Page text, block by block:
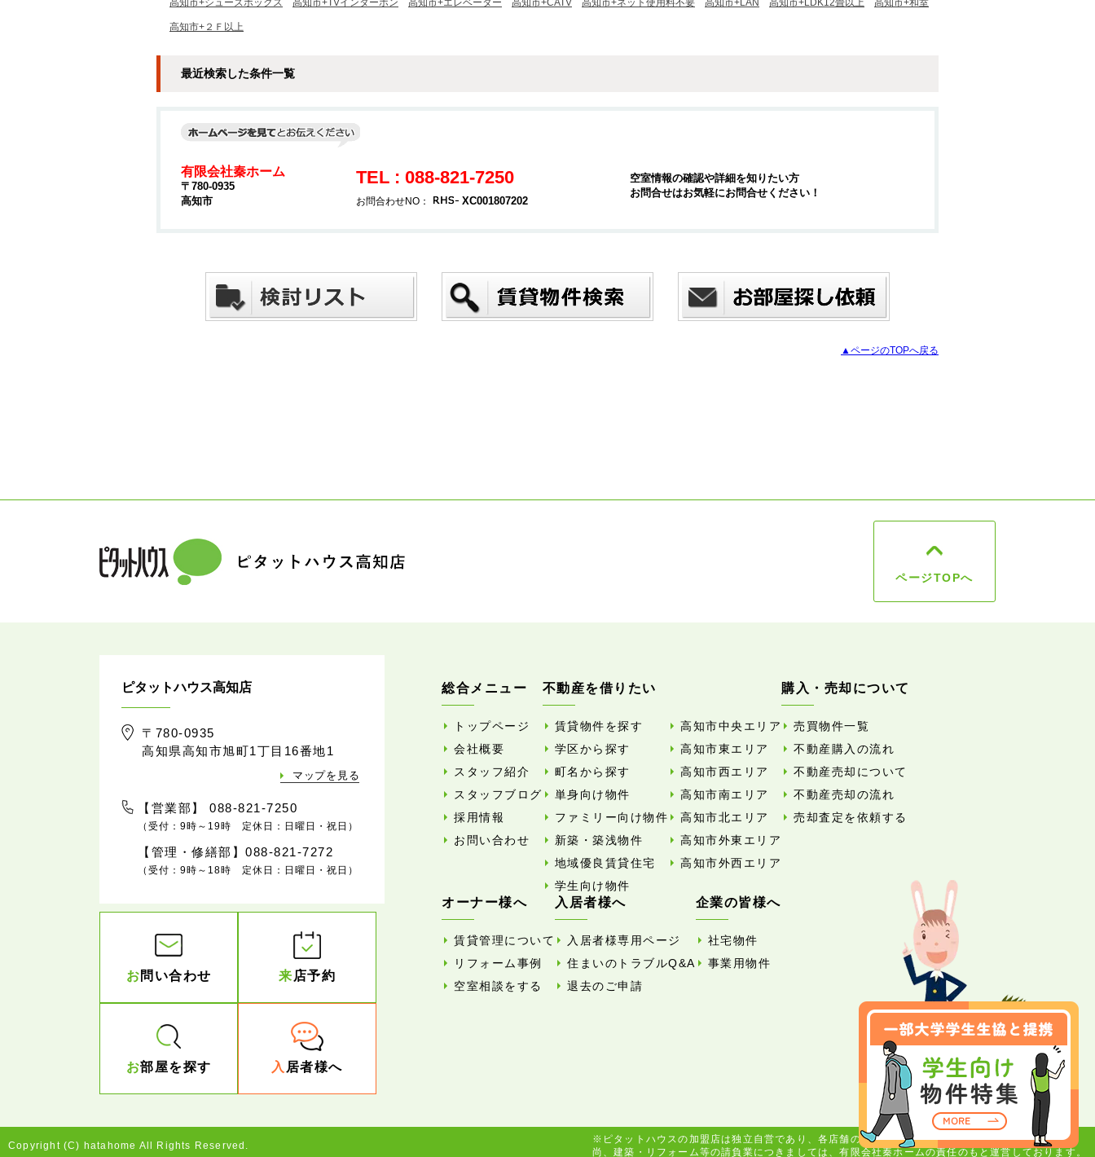
高知市+シューズボックス 高知市+TVインターホン 高知市+エレベーター 高知市+CATV 高知市+ネット使用料不要 高知市+LAN 高知市+LDK12畳以上 高知市+和室
高知市+２Ｆ以上
最近検索した条件一覧
有限会社秦ホーム
〒780-0935
高知市
TEL : 088-821-7250
お問合わせNO： XC001807202
空室情報の確認や詳細を知りたい方
お問合せはお気軽にお問合せください！
▲ページのTOPへ戻る
ページTOPへ
ピタットハウス高知店
〒780-0935
高知県高知市旭町1丁目16番地1
マップを見る
【営業部】 088-821-7250
（受付：9時～19時 定休日：日曜日・祝日）
【管理・修繕部】088-821-7272
（受付：9時～18時 定休日：日曜日・祝日）
お問い合わせ 来 店予約
お部屋を探す 入 居者様へ
総合メニュー
トップページ
会社概要
スタッフ紹介
スタッフブログ
採用情報
お問い合わせ
不動産を借りたい
賃貸物件を探す
学区から探す
町名から探す
単身向け物件
ファミリー向け物件
新築・築浅物件
地域優良賃貸住宅
学生向け物件
高知市中央エリア
高知市東エリア
高知市西エリア
高知市南エリア
高知市北エリア
高知市外東エリア
高知市外西エリア
購入・売却について
売買物件一覧
不動産購入の流れ
不動産売却について
不動産売却の流れ
売却査定を依頼する
オーナー様へ
賃貸管理について
リフォーム事例
空室相談をする
入居者様へ
入居者様専用ページ
住まいのトラブルQ&A
退去のご申請
企業の皆様へ
社宅物件
事業用物件
Copyright (C) hatahome All Rights Reserved.
※ピタットハウスの加盟店は独立自営であり、各店舗の責任のもと運営をしております。
尚、建築・リフォーム等の請負業につきましては、有限会社秦ホームの責任のもと運営しております。